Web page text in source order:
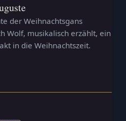
der Weihnachtsgans
Wolf, musikalisch erzählt, ein
in die Weihnachtszeit.